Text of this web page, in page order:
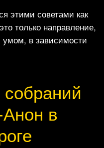
этими советами как
только направление,
умом, в зависимости
в